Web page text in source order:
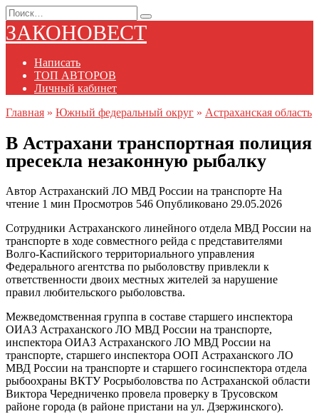
Перейти
к
содержанию
Search
for:
ЗАКОНОВЕСТ
Написать
ТОП АВТОРОВ
Личный кабинет
Главная » Южный федеральный округ » Астраханская область
В Астрахани транспортная полиция
пресекла незаконную рыбалку
Автор Астраханский ЛО МВД России на транспорте На
чтение 1 мин Просмотров 546 Опубликовано 29.05.2026
Сотрудники Астраханского линейного отдела МВД России на
транспорте в ходе совместного рейда с представителями
Волго-Каспийского территориального управления
Федерального агентства по рыболовству привлекли к
ответственности двоих местных жителей за нарушение
правил любительского рыболовства.
Межведомственная группа в составе старшего инспектора
ОИАЗ Астраханского ЛО МВД России на транспорте,
инспектора ОИАЗ Астраханского ЛО МВД России на
транспорте, старшего инспектора ООП Астраханского ЛО
МВД России на транспорте и старшего госинспектора отдела
рыбоохраны ВКТУ Росрыболовства по Астраханской области
Виктора Чередниченко провела проверку в Трусовском
районе города (в районе пристани на ул. Дзержинского).